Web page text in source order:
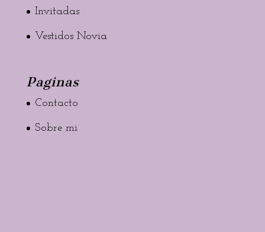
Invitadas
Vestidos Novia
Paginas
Contacto
Sobre mi